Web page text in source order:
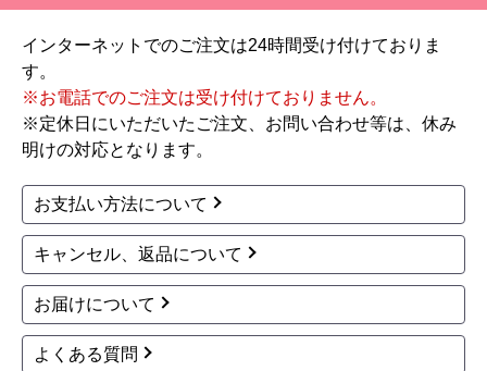
【その他感想・コメント】
１．５点は、少々工事が雑。
過去の業者で一番最低。良かった点は、ただ一
つ、愛想が良かったこと。
なにかも分からない。少々不安である。
工事後は、初期設定や取り扱いの説明もなく、慌
てて引き上げる感じ。
保障期間の説明もHPとは違った。８年保証にして
いるがメーカー保証が３年追加になり１１年と説
インターネットでのご注文は24時間受け付けておりま
す。
※お電話でのご注文は受け付けておりません。
※定休日にいただいたご注文、お問い合わせ等は、休み
明けの対応となります。
お支払い方法について
キャンセル、返品について
お届けについて
よくある質問